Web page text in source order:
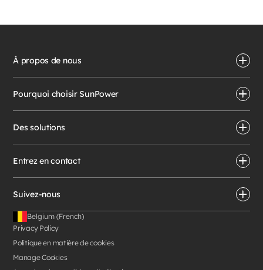
À propos de nous
Pourquoi choisir SunPower
Des solutions
Entrez en contact
Suivez-nous
Privacy Policy
Politique en matière de cookies
Manage Cookies
Belgium (French)